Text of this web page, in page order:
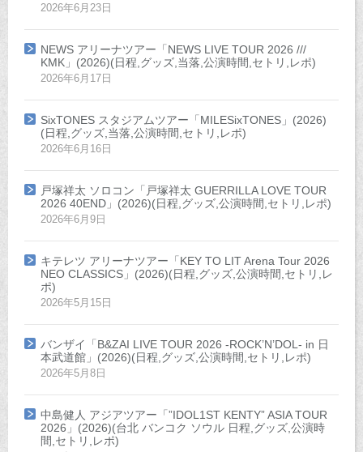
2026年6月23日
NEWS アリーナツアー「NEWS LIVE TOUR 2026 ///
KMK」(2026)(日程,グッズ,当落,公演時間,セトリ,レポ)
2026年6月17日
SixTONES スタジアムツアー「MILESixTONES」(2026)
(日程,グッズ,当落,公演時間,セトリ,レポ)
2026年6月16日
戸塚祥太 ソロコン「戸塚祥太 GUERRILLA LOVE TOUR
2026 40END」(2026)(日程,グッズ,公演時間,セトリ,レポ)
2026年6月9日
キテレツ アリーナツアー「KEY TO LIT Arena Tour 2026
NEO CLASSICS」(2026)(日程,グッズ,公演時間,セトリ,レ
ポ)
2026年5月15日
バンザイ「B&ZAI LIVE TOUR 2026 -ROCK’N’DOL- in 日
本武道館」(2026)(日程,グッズ,公演時間,セトリ,レポ)
2026年5月8日
中島健人 アジアツアー「”IDOL1ST KENTY” ASIA TOUR
2026」(2026)(台北 バンコク ソウル 日程,グッズ,公演時
間,セトリ,レポ)